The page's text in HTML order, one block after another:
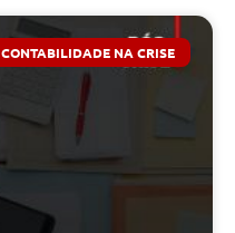
CONTABILIDADE NA CRISE